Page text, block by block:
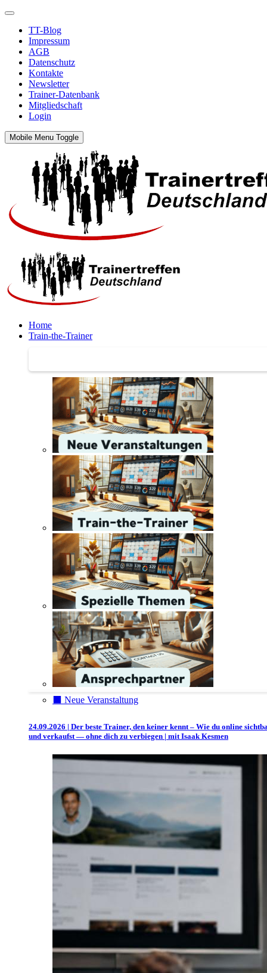
TT-Blog
Impressum
AGB
Datenschutz
Kontakte
Newsletter
Trainer-Datenbank
Mitgliedschaft
Login
Mobile Menu Toggle
Home
Train-the-Trainer
⬛️ Neue Veranstaltung
24.09.2026 | Der beste Trainer, den keiner kennt – Wie du online
und verkaufst — ohne dich zu verbiegen | mit Isaak Kesmen